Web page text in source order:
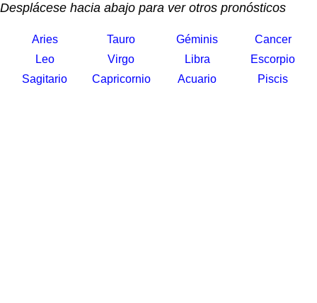
Desplácese hacia abajo para ver otros pronósticos
Aries Tauro Géminis
Cancer
Leo
Virgo Libra
Escorpio
Sagitario
Capricornio Acuario Piscis